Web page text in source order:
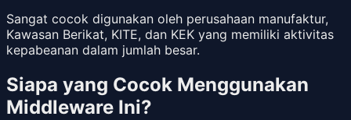
Sangat cocok digunakan oleh perusahaan manufaktur,
Kawasan Berikat, KITE, dan KEK yang memiliki aktivitas
kepabeanan dalam jumlah besar.
Siapa yang Cocok Menggunakan
Middleware Ini?